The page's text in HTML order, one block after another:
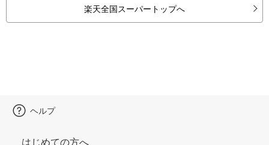
楽天全国スーパートップへ
ヘルプ
はじめての方へ